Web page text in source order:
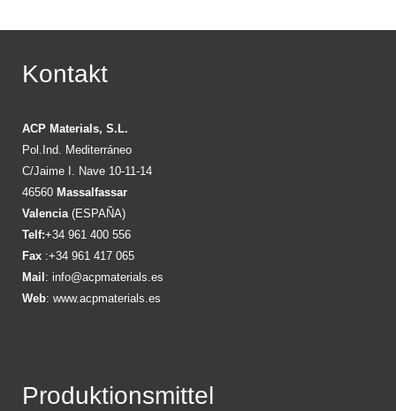
Kontakt
ACP Materials, S.L.
Pol.Ind. Mediterráneo
C/Jaime I. Nave 10-11-14
46560 Massalfassar
Valencia(ESPAÑA)
Telf:+34 961 400 556
Fax :+34 961 417 065
Mail : info@acpmaterials.es
Web: www.acpmaterials.es
Produktionsmittel